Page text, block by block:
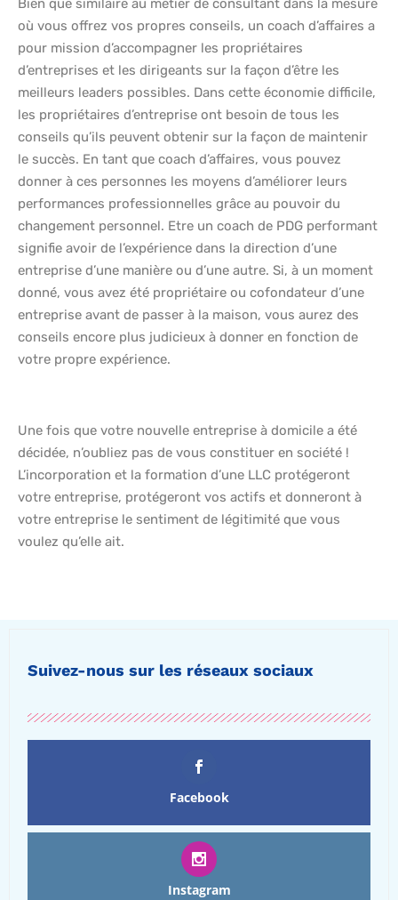
Bien que similaire au métier de consultant dans la mesure
où vous offrez vos propres conseils, un coach d’affaires a
pour mission d’accompagner les propriétaires
d’entreprises et les dirigeants sur la façon d’être les
meilleurs leaders possibles. Dans cette économie difficile,
les propriétaires d’entreprise ont besoin de tous les
conseils qu’ils peuvent obtenir sur la façon de maintenir
le succès. En tant que coach d’affaires, vous pouvez
donner à ces personnes les moyens d’améliorer leurs
performances professionnelles grâce au pouvoir du
changement personnel. Etre un coach de PDG performant
signifie avoir de l’expérience dans la direction d’une
entreprise d’une manière ou d’une autre. Si, à un moment
donné, vous avez été propriétaire ou cofondateur d’une
entreprise avant de passer à la maison, vous aurez des
conseils encore plus judicieux à donner en fonction de
votre propre expérience.
Une fois que votre nouvelle entreprise à domicile a été
décidée, n’oubliez pas de vous constituer en société !
L’incorporation et la formation d’une LLC protégeront
votre entreprise, protégeront vos actifs et donneront à
votre entreprise le sentiment de légitimité que vous
voulez qu’elle ait.
Suivez-nous sur les réseaux sociaux
Facebook
Instagram